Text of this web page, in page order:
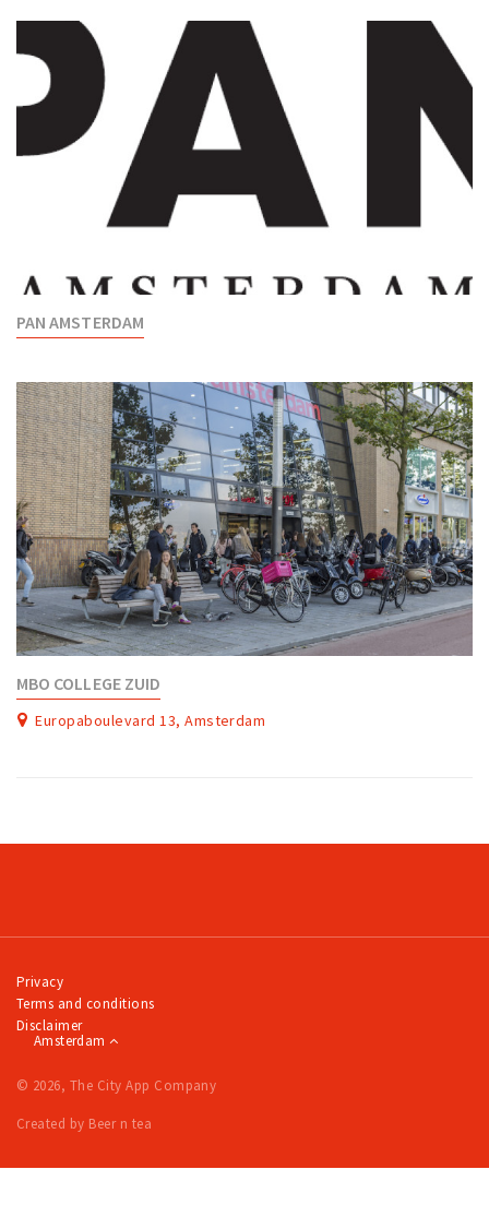
PAN AMSTERDAM
MBO COLLEGE ZUID
Europaboulevard 13, Amsterdam
Privacy
Terms and conditions
Disclaimer
Amsterdam
© 2026, The City App Company
Created by Beer n tea